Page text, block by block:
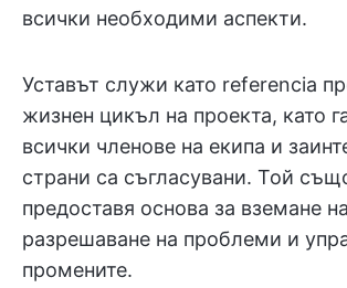
всички необходими аспекти.
Уставът служи като referencia
жизнен цикъл на проекта, като
всички членове на екипа и
страни са съгласувани. Той
предоставя основа за вземане
разрешаване на проблеми и
промените.